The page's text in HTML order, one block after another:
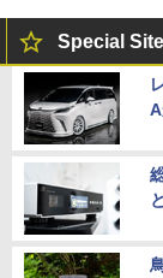
Special Site